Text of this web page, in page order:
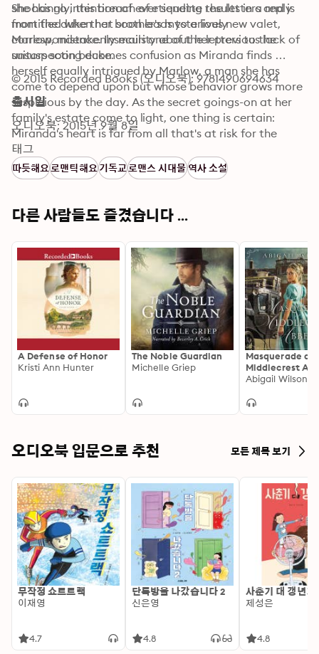
she has no intention of ever sending the letters and is
mortified when her brother's mysterious new valet,
Marlow, mistakenly mails one of the letters to the
unsuspecting duke.
Shockingly, this breach of etiquette results in a reply
from the duke that soon leads to a lively
correspondence. Insecurity about her previous lack of
suitors soon becomes confusion as Miranda finds
herself equally intrigued by Marlow, a man she has
come to depend upon but whose behavior grows more
suspicious by the day. As the secret goings-on at her
family's estate come to light, one thing is certain:
Miranda's heart is far from all that's at risk for the
Hawthornes and those they love.
© 2015 Recorded Books (오디오북): 9781490694634
출시일
오디오북: 2015년 9월 8일
태그
따듯해요로맨틱해요기독교로맨스 시대물역사 소설
다른 사람들도 즐겼습니다 ...
A Defense of Honor
Kristi Ann Hunter
The Noble Guardian
Michelle Griep
Masquerade at
Middlecrest
Regency
Abigail Wilson
오디오북 입문으로 추천 모든 제목 보기
무작정 쇼트트랙
이재영
4.7
단톡방을 나갔습니다 2
신은영
4.8
사춘기 대 갱년기
제성은
4.8